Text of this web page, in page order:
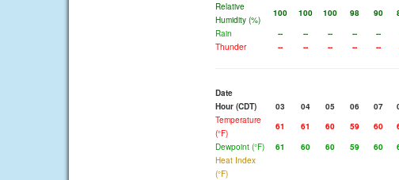
Relative
Humidity (%)
100 100 100 98 90
Rain
-- -- -- -- --
Thunder
-- -- -- -- --
Date
Hour (CDT)
03 04 05 06 07
Temperature
(°F)
61 61 60 59 60
Dewpoint (°F)
61 60 60 59 60
Heat Index
(°F)